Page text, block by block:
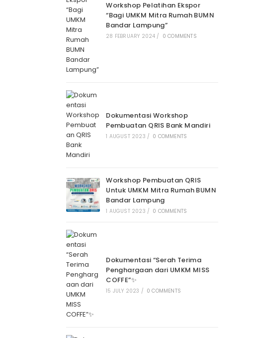
Workshop Pelatihan Ekspor
“Bagi UMKM Mitra Rumah BUMN
Bandar Lampung”
28 FEBRUARY 2024 / 0 COMMENTS
Dokumentasi Workshop
Pembuatan QRIS Bank Mandiri
1 AUGUST 2023 / 0 COMMENTS
Workshop Pembuatan QRIS
Untuk UMKM Mitra Rumah BUMN
Bandar Lampung
1 AUGUST 2023 / 0 COMMENTS
Dokumentasi “Serah Terima
Penghargaan dari UMKM MISS
COFFE”✨
15 JULY 2023 / 0 COMMENTS